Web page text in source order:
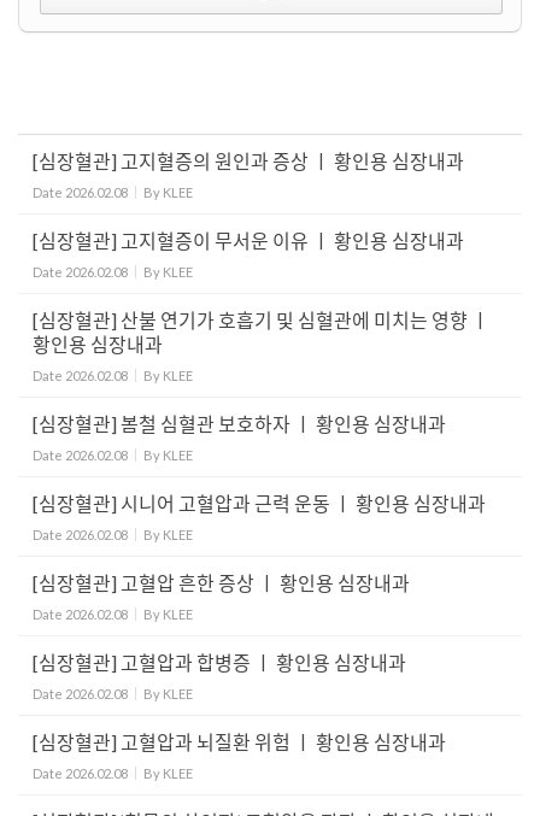
[심장혈관] 고지혈증의 원인과 증상 ㅣ 황인용 심장내과
Date 2026.02.08 By KLEE
[심장혈관] 고지혈증이 무서운 이유 ㅣ 황인용 심장내과
Date 2026.02.08 By KLEE
[심장혈관] 산불 연기가 호흡기 및 심혈관에 미치는 영향 ㅣ
황인용 심장내과
Date 2026.02.08 By KLEE
[심장혈관] 봄철 심혈관 보호하자 ㅣ 황인용 심장내과
Date 2026.02.08 By KLEE
[심장혈관] 시니어 고혈압과 근력 운동 ㅣ 황인용 심장내과
Date 2026.02.08 By KLEE
[심장혈관] 고혈압 흔한 증상 ㅣ 황인용 심장내과
Date 2026.02.08 By KLEE
[심장혈관] 고혈압과 합병증 ㅣ 황인용 심장내과
Date 2026.02.08 By KLEE
[심장혈관] 고혈압과 뇌질환 위험 ㅣ 황인용 심장내과
Date 2026.02.08 By KLEE